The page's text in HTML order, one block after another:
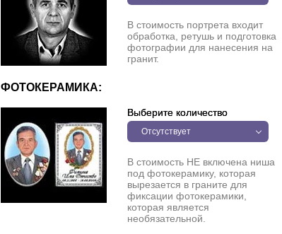
В стоимость портрета входит
обработка, ретушь и подготовка
фотографии для нанесения на
гранит.
ФОТОКЕРАМИКА:
Выберите количество
Отсутствует
В стоимость НЕ включена ниша
под фотокерамику, которая
вырезается в граните для
фиксации фотокерамики,
которая является
необязательной.